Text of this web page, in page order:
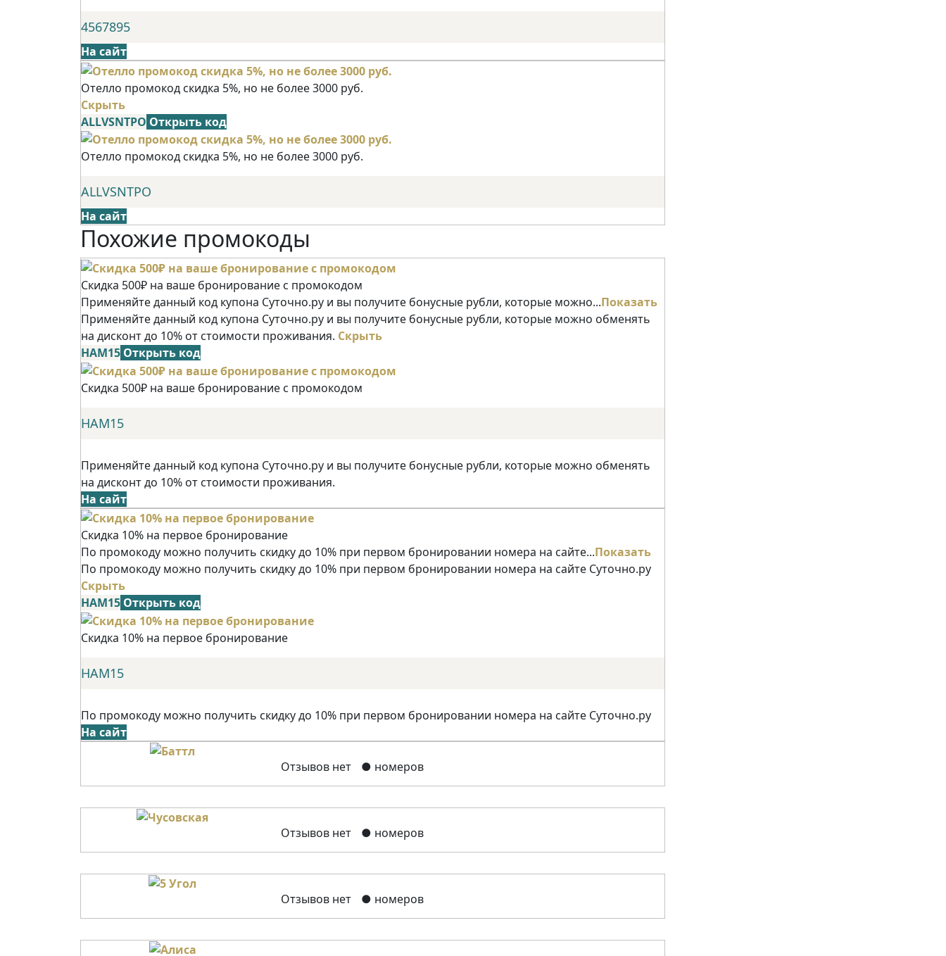
4567895
На сайт
Отелло промокод скидка 5%, но не более 3000 руб.
Скрыть
ALLVSNTPO Открыть код
Отелло промокод скидка 5%, но не более 3000 руб.
ALLVSNTPO
На сайт
Похожие промокоды
Скидка 500₽ на ваше бронирование с промокодом
Применяйте данный код купона Суточно.ру и вы получите бонусные рубли, которые можно...Показать
Применяйте данный код купона Суточно.ру и вы получите бонусные рубли, которые можно обменять
на дисконт до 10% от стоимости проживания. Скрыть
НАМ15 Открыть код
Скидка 500₽ на ваше бронирование с промокодом
НАМ15
Применяйте данный код купона Суточно.ру и вы получите бонусные рубли, которые можно обменять
на дисконт до 10% от стоимости проживания.
На сайт
Скидка 10% на первое бронирование
По промокоду можно получить скидку до 10% при первом бронировании номера на сайте...Показать
По промокоду можно получить скидку до 10% при первом бронировании номера на сайте Суточно.ру
Скрыть
НАМ15 Открыть код
Скидка 10% на первое бронирование
НАМ15
По промокоду можно получить скидку до 10% при первом бронировании номера на сайте Суточно.ру
На сайт
Отзывов нет ● номеров
Отзывов нет ● номеров
Отзывов нет ● номеров